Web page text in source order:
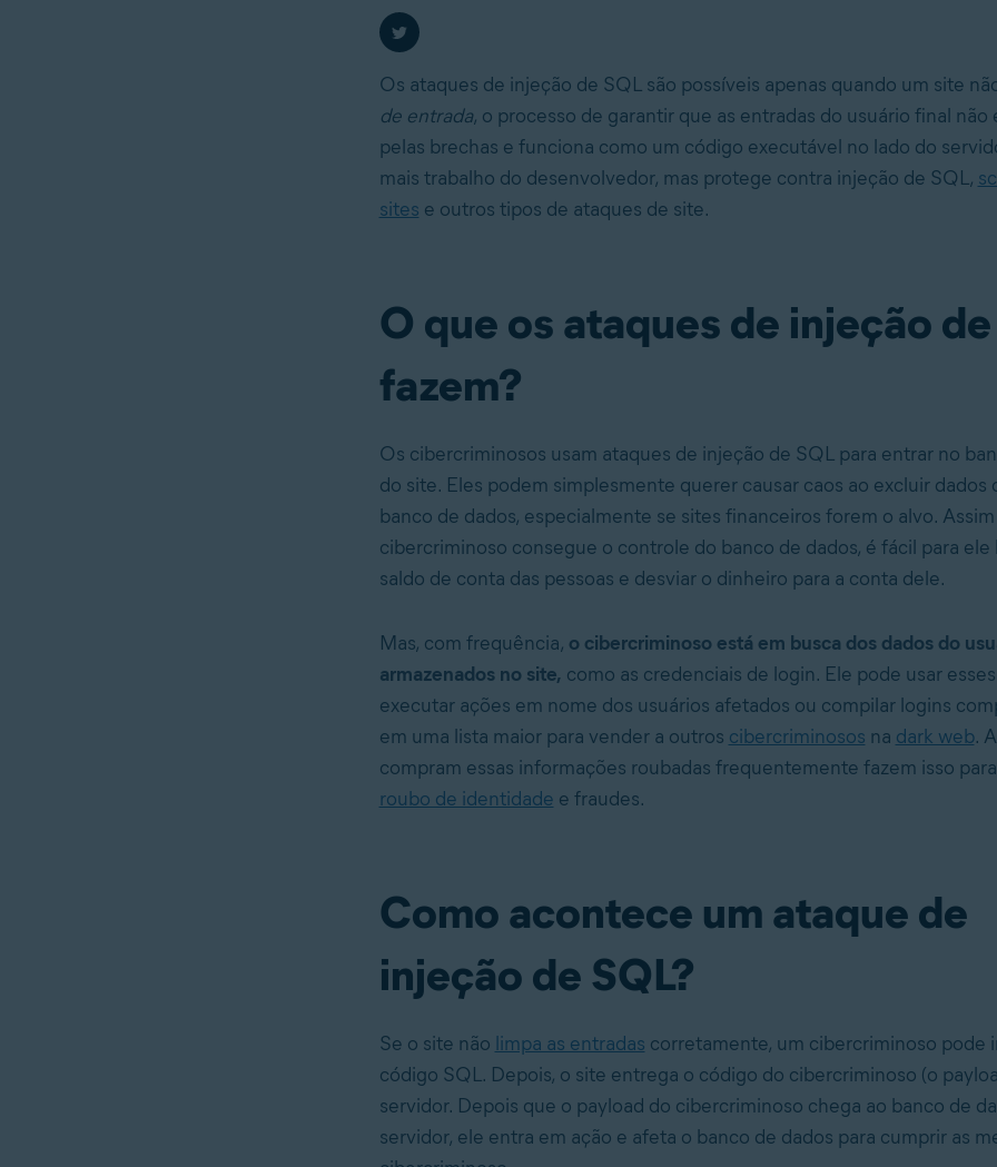
Os ataques de injeção de SQL são possíveis apenas quando um site
de entrada, o processo de garantir que as entradas do usuário final não
pelas brechas e funciona como um código executável no lado do
mais trabalho do desenvolvedor, mas protege contra injeção de SQL,
sites e outros tipos de ataques de site.
O que os ataques de injeção
fazem?
Os cibercriminosos usam ataques de injeção de SQL para entrar no
do site. Eles podem simplesmente querer causar caos ao excluir dados
banco de dados, especialmente se sites financeiros forem o alvo.
cibercriminoso consegue o controle do banco de dados, é fácil para ele
saldo de conta das pessoas e desviar o dinheiro para a conta dele.
Mas, com frequência, o cibercriminoso está em busca dos dados do
armazenados no site, como as credenciais de login. Ele pode usar
executar ações em nome dos usuários afetados ou compilar logins
em uma lista maior para vender a outros cibercriminosos na dark web.
compram essas informações roubadas frequentemente fazem isso
roubo de identidade e fraudes.
Como acontece um ataque de
injeção de SQL?
Se o site não limpa as entradas corretamente, um cibercriminoso pode
código SQL. Depois, o site entrega o código do cibercriminoso (o
servidor. Depois que o payload do cibercriminoso chega ao banco de
servidor, ele entra em ação e afeta o banco de dados para cumprir as